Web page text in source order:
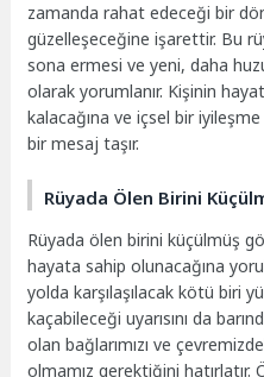
zamanda rahat edeceği bir
güzelleşeceğine işarettir. Bu
sona ermesi ve yeni, daha
olarak yorumlanır. Kişinin
kalacağına ve içsel bir
bir mesaj taşır.
Rüyada Ölen Birini
Rüyada ölen birini küçülmüş
hayata sahip olunacağına
yolda karşılaşılacak kötü biri
kaçabileceği uyarısını da
olan bağlarımızı ve
olmamız gerektiğini hatırlatır.